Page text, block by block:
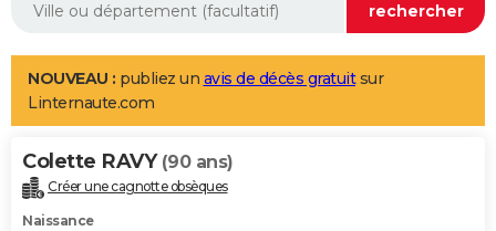
Aménagement intérieur
LIFESTYLE
Art de vivre
Bien-être
Loisirs
Mode
Modes de vie
Alimentation
Guide de la santé
Maladies
Médicaments
Sommeil
VOYAGE
Destinations
City break
Voyage nature
Voyage de noces
Forum
Climat
+PHOTO
NOUVEAU : publiez un avis de décès gratuitsur
Linternaute.com
Colette RAVY (90 ans)
Créer une cagnotte obsèques
Naissance